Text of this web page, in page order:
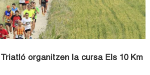
organitzen la cursa Els 10 Km